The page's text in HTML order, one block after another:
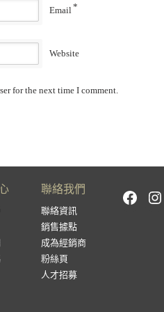
Email*
Website
for the next time I comment.
聯絡我們
聯絡資訊
銷售據點
成為經銷商
粉絲頁
人才招募